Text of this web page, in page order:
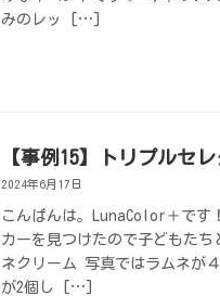
みのレッ […]
【事例15】トリプルセ
2024年6月17日
こんばんは。LunaColor＋で
カーを見つけたので子どもた
ネクリーム 写真ではラムネが
が2個し […]